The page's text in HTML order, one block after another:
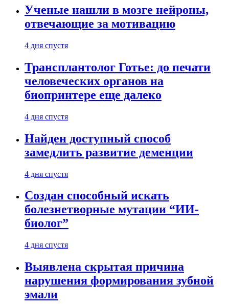
Ученые нашли в мозге нейроны,
отвечающие за мотивацию
4 дня спустя
Трансплантолог Готье: до печати
человеческих органов на
биопринтере еще далеко
4 дня спустя
Найден доступный способ
замедлить развитие деменции
4 дня спустя
Создан способный искать
болезнетворные мутации “ИИ-
биолог”
4 дня спустя
Выявлена скрытая причина
нарушения формирования зубной
эмали